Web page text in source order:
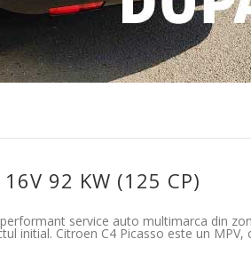
92 KW (125 CP)
service auto multimarca din
initial. Citroen C4 Picasso este un